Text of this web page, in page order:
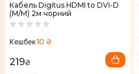
Кабель Digitus HDMI to DVI-D
(M/M) 2м чорний
Кешбек10 ₴
219₴